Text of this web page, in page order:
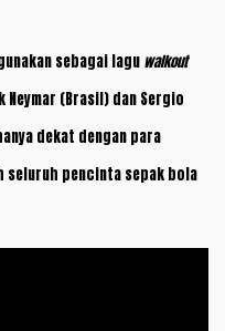
sebagai lagu walkout
(Brasil) dan Sergio
dekat dengan para
seluruh pencinta sepak bola